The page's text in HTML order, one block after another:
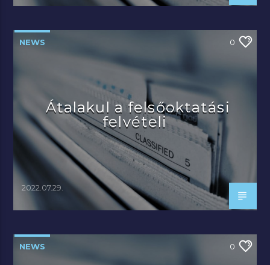
NEWS 0
Átalakul a felsőoktatási
felvételi
2022.07.29.
NEWS 0